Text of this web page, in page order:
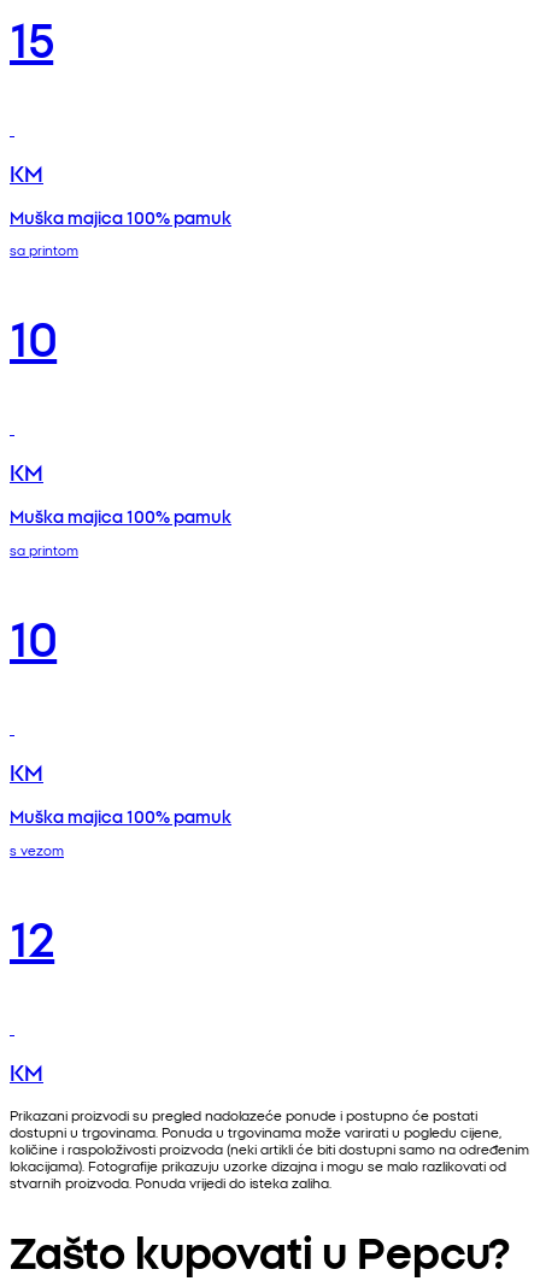
15
KM
Muška majica 100% pamuk
sa printom
10
KM
Muška majica 100% pamuk
sa printom
10
KM
Muška majica 100% pamuk
s vezom
12
KM
Prikazani proizvodi su pregled nadolazeće ponude i postupno će postati
dostupni u trgovinama. Ponuda u trgovinama može varirati u pogledu cijene,
količine i raspoloživosti proizvoda (neki artikli će biti dostupni samo na određenim
lokacijama). Fotografije prikazuju uzorke dizajna i mogu se malo razlikovati od
stvarnih proizvoda. Ponuda vrijedi do isteka zaliha.
Zašto kupovati u Pepcu?